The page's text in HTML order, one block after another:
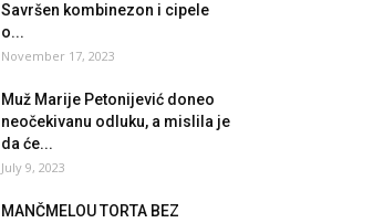
Savršen kombinezon i cipele
o...
November 17, 2023
Muž Marije Petonijević doneo
neočekivanu odluku, a mislila je
da će...
July 9, 2023
MANČMELOU TORTA BEZ